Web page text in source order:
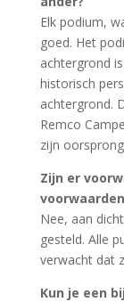
Elk podium,
goed. Het
achtergrond
historisch
achtergrond.
Remco
zijn
Zijn er
Nee, aan
gesteld. Alle
verwacht dat
Kun je een